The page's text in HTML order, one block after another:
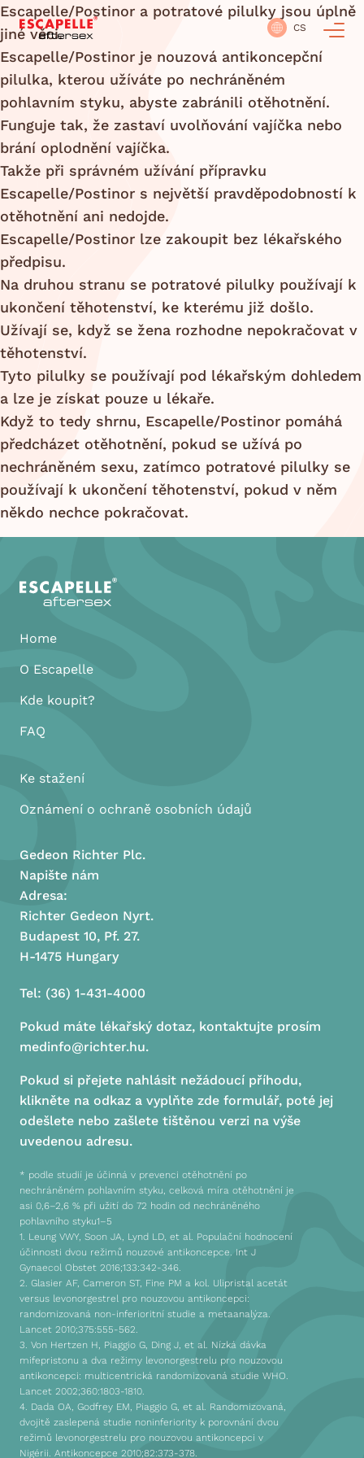
CS
Escapelle/Postinor a potratové pilulky jsou úplně
jiné věci.
Escapelle/Postinor je nouzová antikoncepční
pilulka, kterou užíváte po nechráněném
pohlavním styku, abyste zabránili otěhotnění.
Funguje tak, že zastaví uvolňování vajíčka nebo
brání oplodnění vajíčka.
Takže při správném užívání přípravku
Escapelle/Postinor s největší pravděpodobností k
otěhotnění ani nedojde.
Escapelle/Postinor lze zakoupit bez lékařského
předpisu.
Na druhou stranu se potratové pilulky používají k
ukončení těhotenství, ke kterému již došlo.
Užívají se, když se žena rozhodne nepokračovat v
těhotenství.
Tyto pilulky se používají pod lékařským dohledem
a lze je získat pouze u lékaře.
Když to tedy shrnu, Escapelle/Postinor pomáhá
předcházet otěhotnění, pokud se užívá po
nechráněném sexu, zatímco potratové pilulky se
používají k ukončení těhotenství, pokud v něm
někdo nechce pokračovat.
* podle studií je účinná v prevenci otěhotnění po
nechráněném pohlavním styku, celková míra otěhotnění je
asi 0,6–2,6 % při užití do 72 hodin od nechráněného
pohlavního styku1–5
1. Leung VWY, Soon JA, Lynd LD, et al. Populační hodnocení
účinnosti dvou režimů nouzové antikoncepce. Int J
Gynaecol Obstet 2016;133:342-346.
2. Glasier AF, Cameron ST, Fine PM a kol. Ulipristal acetát
versus levonorgestrel pro nouzovou antikoncepci:
randomizovaná non-inferioritní studie a metaanalýza.
Lancet 2010;375:555-562.
3. Von Hertzen H, Piaggio G, Ding J, et al. Nízká dávka
mifepristonu a dva režimy levonorgestrelu pro nouzovou
antikoncepci: multicentrická randomizovaná studie WHO.
Lancet 2002;360:1803-1810.
4. Dada OA, Godfrey EM, Piaggio G, et al. Randomizovaná,
dvojitě zaslepená studie noninferiority k porovnání dvou
režimů levonorgestrelu pro nouzovou antikoncepci v
Nigérii. Antikoncepce 2010;82:373-378.
Home
O Escapelle
Kde koupit?
FAQ
Ke stažení
Oznámení o ochraně osobních údajů
Gedeon Richter Plc.
Napište nám
Adresa:
Richter Gedeon Nyrt.
Budapest 10, Pf. 27.
H-1475 Hungary
Tel: (36) 1-431-4000
Pokud máte lékařský dotaz, kontaktujte prosím
medinfo@richter.hu.
Pokud si přejete nahlásit nežádoucí příhodu,
klikněte na odkaz a vyplňte zde formulář, poté jej
odešlete nebo zašlete tištěnou verzi na výše
uvedenou adresu.